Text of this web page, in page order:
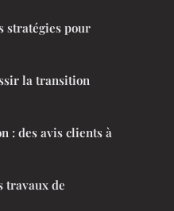
stratégies pour
la transition
: des avis clients à
travaux de